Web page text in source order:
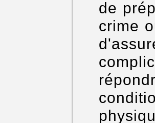
de
crime